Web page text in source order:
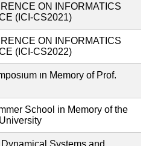
ON INFORMATICS
(ICI-CS2021)
ON INFORMATICS
(ICI-CS2022)
ın Memory of Prof.
School in Memory of the
Systems and